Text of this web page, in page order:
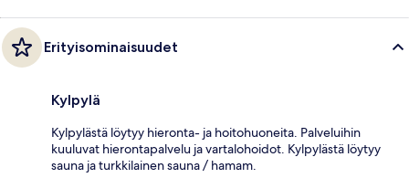
Erityisominaisuudet
Kylpylä
Kylpylästä löytyy hieronta- ja hoitohuoneita. Palveluihin
kuuluvat hierontapalvelu ja vartalohoidot. Kylpylästä löytyy
sauna ja turkkilainen sauna / hamam.